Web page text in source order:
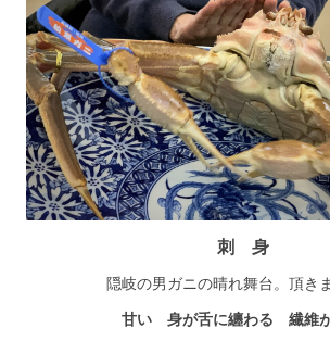
刺 身
隠岐の男ガニの晴れ舞台。頂き
甘い 身が舌に纏わる 繊維